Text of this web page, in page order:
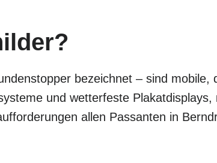
bezeichnet – sind mobile,
und wetterfeste Plakatdisplays,
allen Passanten in